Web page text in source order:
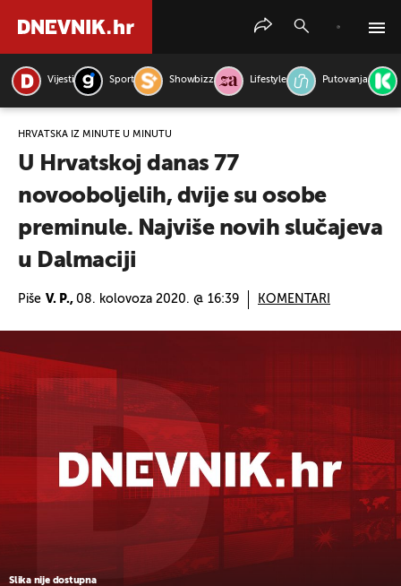
Vijesti Sport Showbizz Lifestyle Putovanja
HRVATSKA IZ MINUTE U MINUTU
U Hrvatskoj danas 77
novooboljelih, dvije su osobe
preminule. Najviše novih slučajeva
u Dalmaciji
Piše V. P., 08. kolovoza 2020. @ 16:39 KOMENTARI
Slika nije dostupna
PRETRAŽITE VIJESTI